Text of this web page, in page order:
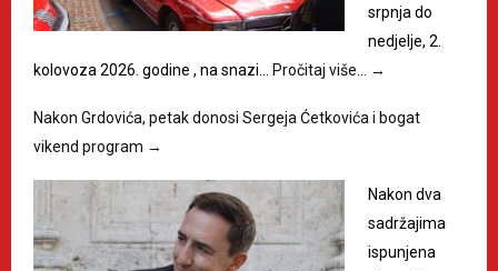
srpnja do
nedjelje, 2.
kolovoza 2026. godine , na snazi…
Pročitaj više… →
Nakon Grdovića, petak donosi Sergeja Ćetkovića i bogat
vikend program →
Nakon dva
sadržajima
ispunjena